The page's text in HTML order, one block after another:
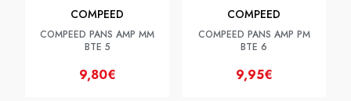
COMPEED
COMPEED PANS AMP MM
BTE 5
9,80€
COMPEED
COMPEED PANS AMP PM
BTE 6
9,95€